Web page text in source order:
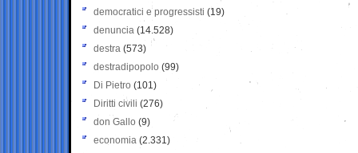
democratici e progressisti (19)
denuncia (14.528)
destra (573)
destradipopolo (99)
Di Pietro (101)
Diritti civili (276)
don Gallo (9)
economia (2.331)